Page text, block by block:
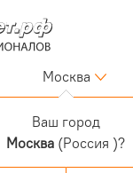
Москва
Войти
Регистрация
Корзина
0 позиций
Ваш город
Москва (Россия )?